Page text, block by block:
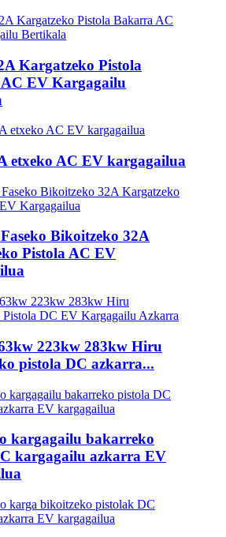
Kargatzeko Pistola
EV Kargagailu
etxeko AC EV kargagailua
Bikoitzeko 32A
Pistola AC EV
223kw 283kw Hiru
pistola DC azkarra...
kargagailu bakarreko
kargagailu azkarra EV